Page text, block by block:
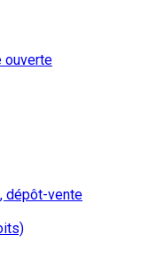
ouverte
dépôt-vente